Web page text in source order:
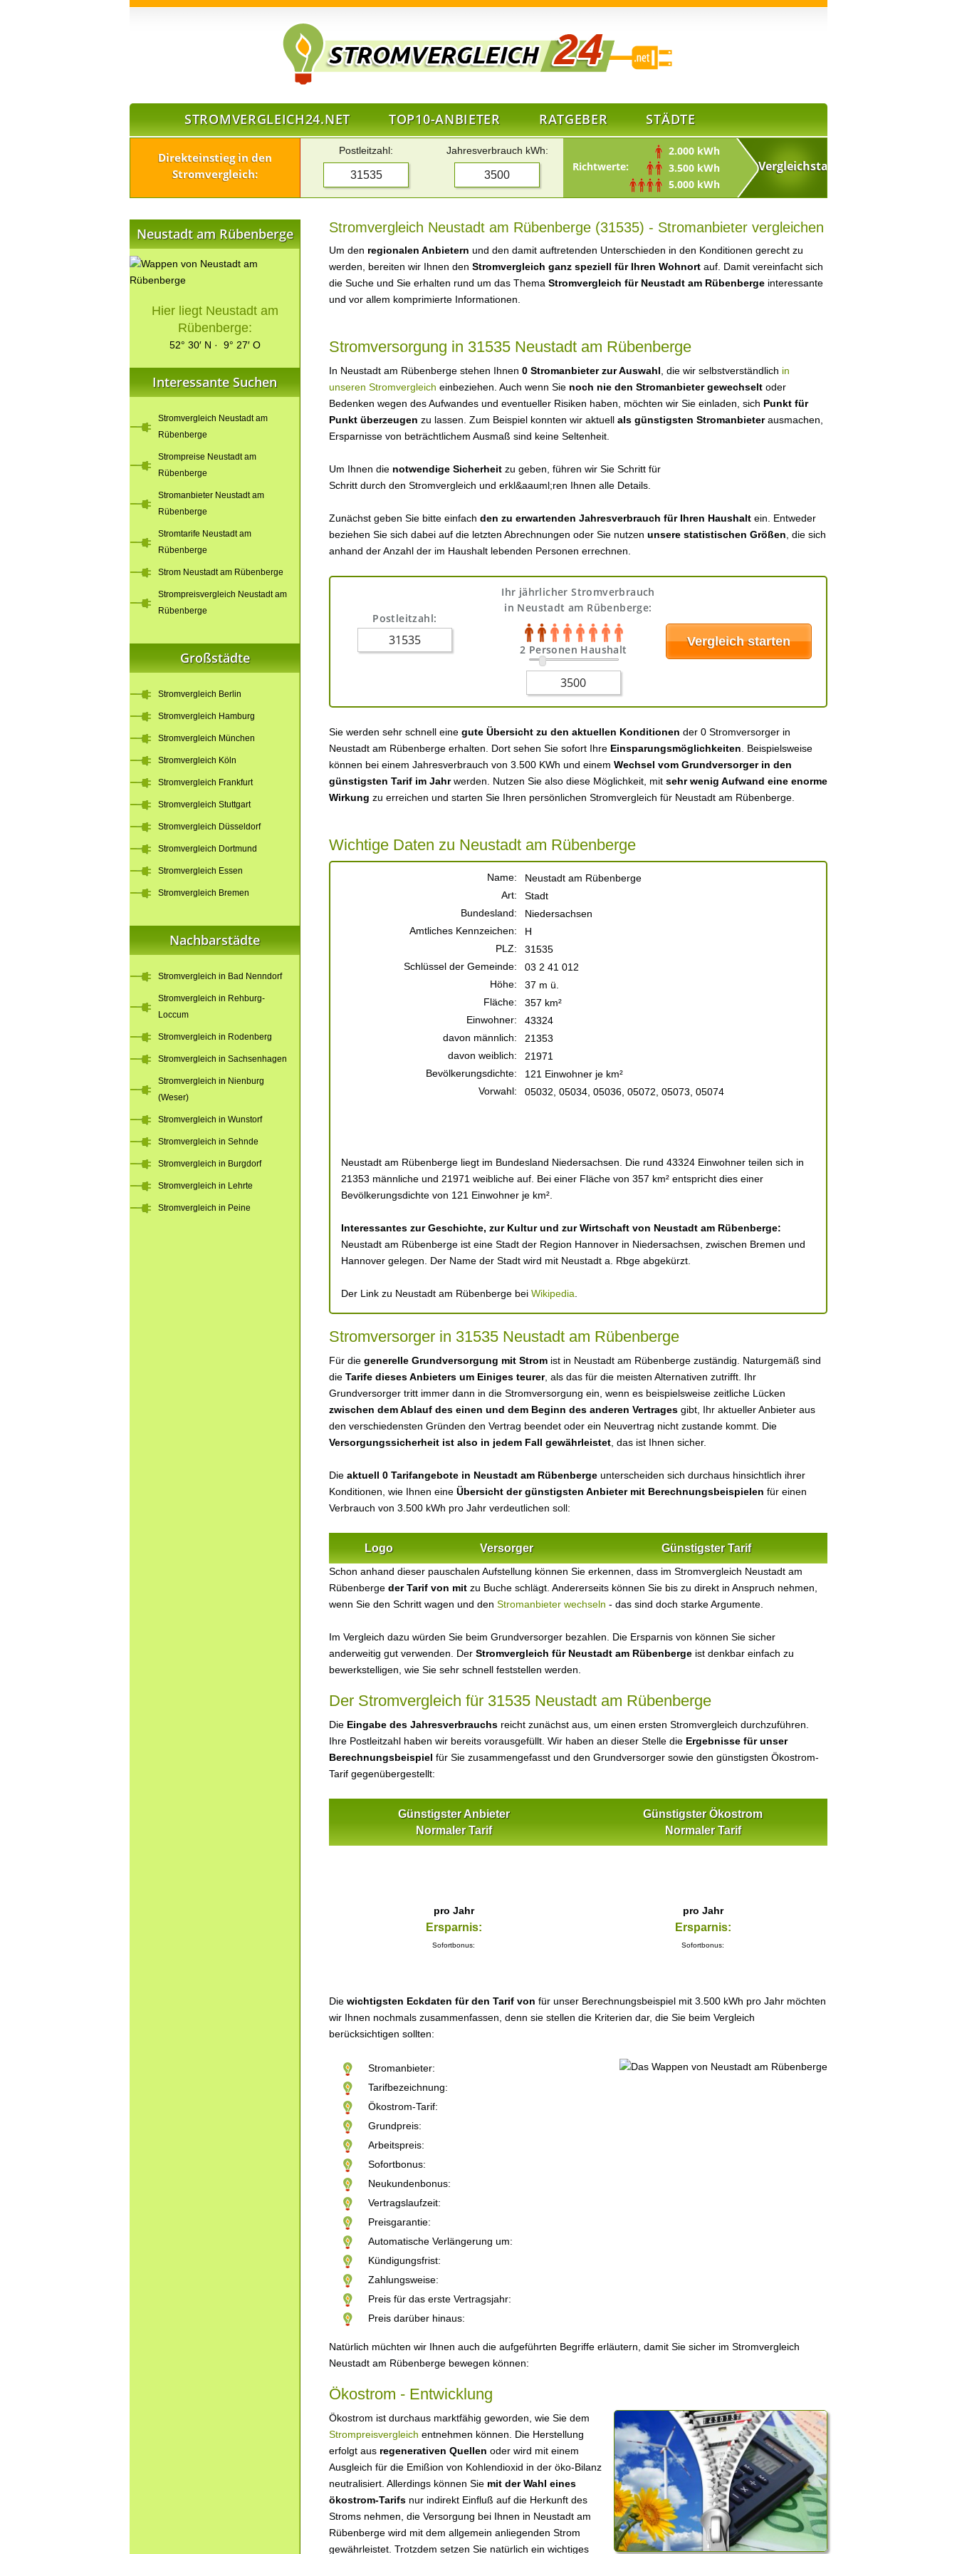
STROMVERGLEICH24.NET TOP10-ANBIETER RATGEBER STÄDTE
Direkteinstieg in den
Stromvergleich:
Postleitzahl: Jahresverbrauch kWh:
Richtwerte:
2.000 kWh
3.500 kWh
5.000 kWh
Stromvergleich Neustadt am Rübenberge (31535) - Stromanbieter vergleichen
Um den regionalen Anbietern und den damit auftretenden Unterschieden in den Konditionen gerecht zu
werden, bereiten wir Ihnen den Stromvergleich ganz speziell für Ihren Wohnort auf. Damit vereinfacht sich
die Suche und Sie erhalten rund um das Thema Stromvergleich für Neustadt am Rübenberge interessante
und vor allem komprimierte Informationen.
Stromversorgung in 31535 Neustadt am Rübenberge
In Neustadt am Rübenberge stehen Ihnen 0 Stromanbieter zur Auswahl , die wir selbstverständlich in
unseren Stromvergleich einbeziehen. Auch wenn Sie noch nie den Stromanbieter gewechselt oder
Bedenken wegen des Aufwandes und eventueller Risiken haben, möchten wir Sie einladen, sich Punkt für
Punkt überzeugen zu lassen. Zum Beispiel konnten wir aktuell als günstigsten Stromanbieterausmachen,
Ersparnisse von beträchtlichem Ausmaß sind keine Seltenheit.
Um Ihnen die notwendige Sicherheit zu geben, führen wir Sie Schritt für
Schritt durch den Stromvergleich und erkl&aauml;ren Ihnen alle Details.
Zunächst geben Sie bitte einfach den zu erwartenden Jahresverbrauch für Ihren Haushalt ein. Entweder
beziehen Sie sich dabei auf die letzten Abrechnungen oder Sie nutzen unsere statistischen Größen , die sich
anhand der Anzahl der im Haushalt lebenden Personen errechnen.
Postleitzahl:
Ihr jährlicher Stromverbrauch
in Neustadt am Rübenberge:
2 Personen Haushalt
Sie werden sehr schnell eine gute Übersicht zu den aktuellen Konditionen der 0 Stromversorger in
Neustadt am Rübenberge erhalten. Dort sehen Sie sofort Ihre Einsparungsmöglichkeiten . Beispielsweise
können bei einem Jahresverbrauch von 3.500 KWh und einem Wechsel vom Grundversorger in den
günstigsten Tarif im Jahrwerden. Nutzen Sie also diese Möglichkeit, mit sehr wenig Aufwand eine enorme
Wirkung zu erreichen und starten Sie Ihren persönlichen Stromvergleich für Neustadt am Rübenberge.
Wichtige Daten zu Neustadt am Rübenberge
Name:
Neustadt am Rübenberge
Art:
Stadt
Bundesland:
Niedersachsen
Amtliches Kennzeichen:
H
PLZ:
31535
Schlüssel der Gemeinde:
03 2 41 012
Höhe:
37 m ü.
Fläche:
357 km²
Einwohner:
43324
davon männlich:
21353
davon weiblich:
21971
Bevölkerungsdichte:
121 Einwohner je km²
Vorwahl:
05032, 05034, 05036, 05072, 05073, 05074
Neustadt am Rübenberge liegt im Bundesland Niedersachsen. Die rund 43324 Einwohner teilen sich in
21353 männliche und 21971 weibliche auf. Bei einer Fläche von 357 km² entspricht dies einer
Bevölkerungsdichte von 121 Einwohner je km².
Interessantes zur Geschichte, zur Kultur und zur Wirtschaft von Neustadt am Rübenberge:
Neustadt am Rübenberge ist eine Stadt der Region Hannover in Niedersachsen, zwischen Bremen und
Hannover gelegen. Der Name der Stadt wird mit Neustadt a. Rbge abgekürzt.
Der Link zu Neustadt am Rübenberge bei Wikipedia
Stromversorger in 31535 Neustadt am Rübenberge
Für die generelle Grundversorgung mit Strom ist in Neustadt am Rübenberge zuständig. Naturgemäß sind
die Tarife dieses Anbieters um Einiges teurer, als das für die meisten Alternativen zutrifft. Ihr
Grundversorger tritt immer dann in die Stromversorgung ein, wenn es beispielsweise zeitliche Lücken
zwischen dem Ablauf des einen und dem Beginn des anderen Vertrages gibt, Ihr aktueller Anbieter aus
den verschiedensten Gründen den Vertrag beendet oder ein Neuvertrag nicht zustande kommt. Die
Versorgungssicherheit ist also in jedem Fall gewährleistet , das ist Ihnen sicher.
Die aktuell 0 Tarifangebote in Neustadt am Rübenberge unterscheiden sich durchaus hinsichtlich ihrer
Konditionen, wie Ihnen eine Übersicht der günstigsten Anbieter mit Berechnungsbeispielen für einen
Verbrauch von 3.500 kWh pro Jahr verdeutlichen soll:
Logo Versorger Günstigster Tarif
Schon anhand dieser pauschalen Aufstellung können Sie erkennen, dass im Stromvergleich Neustadt am
Rübenberge der Tarif von mit zu Buche schlägt. Andererseits können Sie bis zu direkt in Anspruch nehmen,
wenn Sie den Schritt wagen und den Stromanbieter wechseln - das sind doch starke Argumente.
Im Vergleich dazu würden Sie beim Grundversorger bezahlen. Die Ersparnis von können Sie sicher
anderweitig gut verwenden. Der Stromvergleich für Neustadt am Rübenberge ist denkbar einfach zu
bewerkstelligen, wie Sie sehr schnell feststellen werden.
Der Stromvergleich für 31535 Neustadt am Rübenberge
Die Eingabe des Jahresverbrauchs reicht zunächst aus, um einen ersten Stromvergleich durchzuführen.
Ihre Postleitzahl haben wir bereits vorausgefüllt. Wir haben an dieser Stelle die Ergebnisse für unser
Berechnungsbeispiel für Sie zusammengefasst und den Grundversorger sowie den günstigsten Ökostrom-
Tarif gegenübergestellt:
Günstigster Anbieter
Normaler Tarif
Günstigster Ökostrom
Normaler Tarif
pro Jahr
Ersparnis:
Sofortbonus:
pro Jahr
Ersparnis:
Sofortbonus:
Die wichtigsten Eckdaten für den Tarif von für unser Berechnungsbeispiel mit 3.500 kWh pro Jahr möchten
wir Ihnen nochmals zusammenfassen, denn sie stellen die Kriterien dar, die Sie beim Vergleich
berücksichtigen sollten:
Stromanbieter:
Tarifbezeichnung:
Ökostrom-Tarif:
Grundpreis:
Arbeitspreis:
Sofortbonus:
Neukundenbonus:
Vertragslaufzeit:
Preisgarantie:
Automatische Verlängerung um:
Kündigungsfrist:
Zahlungsweise:
Preis für das erste Vertragsjahr:
Preis darüber hinaus:
Natürlich müchten wir Ihnen auch die aufgeführten Begriffe erläutern, damit Sie sicher im Stromvergleich
Neustadt am Rübenberge bewegen können:
Ökostrom - Entwicklung
Ökostrom ist durchaus marktfähig geworden, wie Sie dem
Strompreisvergleich entnehmen können. Die Herstellung
erfolgt aus regenerativen Quellen oder wird mit einem
Ausgleich für die Emißion von Kohlendioxid in der öko-Bilanz
neutralisiert. Allerdings können Sie mit der Wahl eines
ökostrom-Tarifs nur indirekt Einfluß auf die Herkunft des
Stroms nehmen, die Versorgung bei Ihnen in Neustadt am
Rübenberge wird mit dem allgemein anliegenden Strom
gewährleistet. Trotzdem setzen Sie natürlich ein wichtiges
Neustadt am Rübenberge
Hier liegt Neustadt am
Rübenberge:
52° 30′ N · 9° 27′ O
Interessante Suchen
Stromvergleich Neustadt am
Rübenberge
Strompreise Neustadt am
Rübenberge
Stromanbieter Neustadt am
Rübenberge
Stromtarife Neustadt am
Rübenberge
Strom Neustadt am Rübenberge
Strompreisvergleich Neustadt am
Rübenberge
Großstädte
Stromvergleich Berlin
Stromvergleich Hamburg
Stromvergleich München
Stromvergleich Köln
Stromvergleich Frankfurt
Stromvergleich Stuttgart
Stromvergleich Düsseldorf
Stromvergleich Dortmund
Stromvergleich Essen
Stromvergleich Bremen
Nachbarstädte
Stromvergleich in Bad Nenndorf
Stromvergleich in Rehburg-
Loccum
Stromvergleich in Rodenberg
Stromvergleich in Sachsenhagen
Stromvergleich in Nienburg
(Weser)
Stromvergleich in Wunstorf
Stromvergleich in Sehnde
Stromvergleich in Burgdorf
Stromvergleich in Lehrte
Stromvergleich in Peine